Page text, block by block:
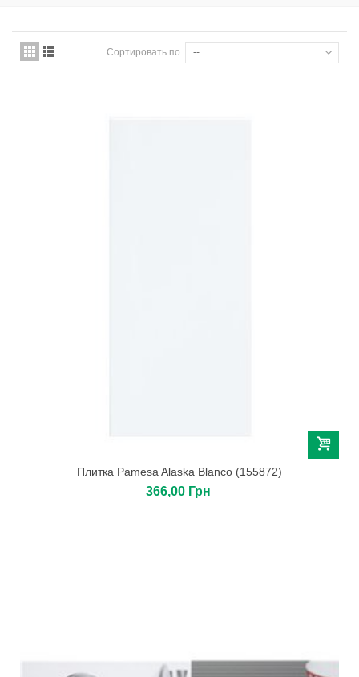
Сортировать по --
Плитка Pamesa Alaska Blanco (155872)
366,00 Грн